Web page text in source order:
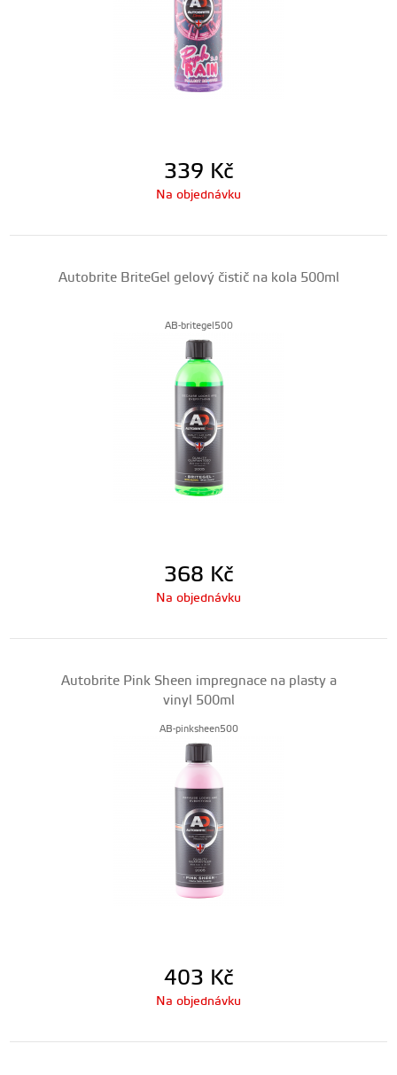
339 Kč
Na objednávku
Autobrite BriteGel gelový čistič na kola 500ml
AB-britegel500
368 Kč
Na objednávku
Autobrite Pink Sheen impregnace na plasty a
vinyl 500ml
AB-pinksheen500
403 Kč
Na objednávku